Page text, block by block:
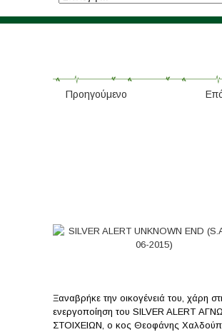
Προηγούμενο
Ξαναβρήκε την οικογένειά του, χάρη
ενεργοποίηση του SILVER ALERT
ΣΤΟΙΧΕΙΩΝ, ο κος Θεοφάνης